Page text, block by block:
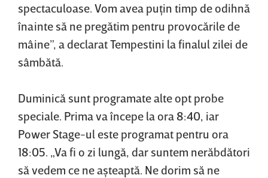
spectaculoase. Vom avea puţin timp de odihnă
înainte să ne pregătim pentru provocările de
mâine”, a declarat Tempestini la finalul zilei de
sâmbătă.
Duminică sunt programate alte opt probe
speciale. Prima va începe la ora 8:40, iar
Power Stage-ul este programat pentru ora
18:05. „Va fi o zi lungă, dar suntem nerăbdători
să vedem ce ne aşteaptă. Ne dorim să ne